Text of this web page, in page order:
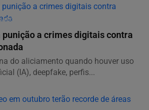
punição a crimes digitais contra
do aliciamento quando houver uso
(IA), deepfake, perfis...